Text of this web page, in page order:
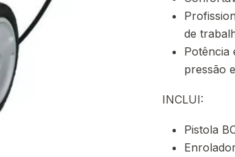
de
Potência
pressão
INCLUI:
Pistola